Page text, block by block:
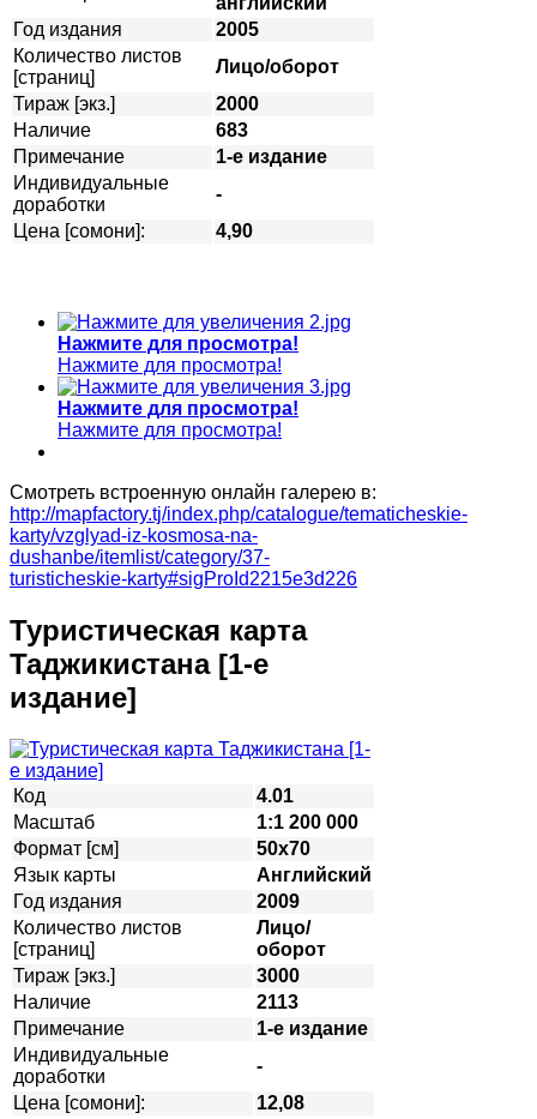
Год издания
2005
Количество листов
[страниц]
Лицо/оборот
Тираж [экз.]
2000
Наличие
683
Примечание
1-е издание
Индивидуальные
доработки
-
Цена [сомони]:
4,90
Нажмите для просмотра!
Нажмите для просмотра!
Нажмите для просмотра!
Нажмите для просмотра!
Смотреть встроенную онлайн галерею в:
http://mapfactory.tj/index.php/catalogue/tematicheskie-
karty/vzglyad-iz-kosmosa-na-
dushanbe/itemlist/category/37-
turisticheskie-karty#sigProId2215e3d226
Туристическая карта
Таджикистана [1-е
издание]
Код
4.01
Масштаб
1:1 200 000
Формат [см]
50х70
Язык карты
Английский
Год издания
2009
Количество листов
[страниц]
Лицо/
оборот
Тираж [экз.]
3000
Наличие
2113
Примечание
1-е издание
Индивидуальные
доработки
-
Цена [сомони]:
12,08